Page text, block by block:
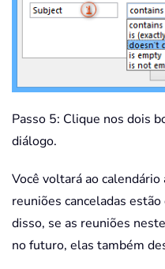
Passo 5: Clique nos dois
diálogo.
Você voltará ao
reuniões canceladas
disso, se as reuniões
no futuro, elas também